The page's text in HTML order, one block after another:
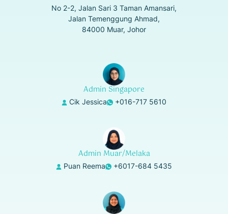
No 2-2, Jalan Sari 3 Taman Amansari,
Jalan Temenggung Ahmad,
84000 Muar, Johor
Admin Singapore
Cik Jessica +016-717 5610
Admin Muar/Melaka
Puan Reema +6017-684 5435